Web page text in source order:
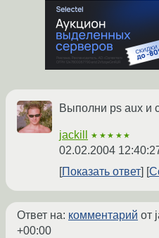
Выполни ps aux и
jackill ★★★★★
02.02.2004
Показать ответ
Ответ на: комментарий от
+00:00